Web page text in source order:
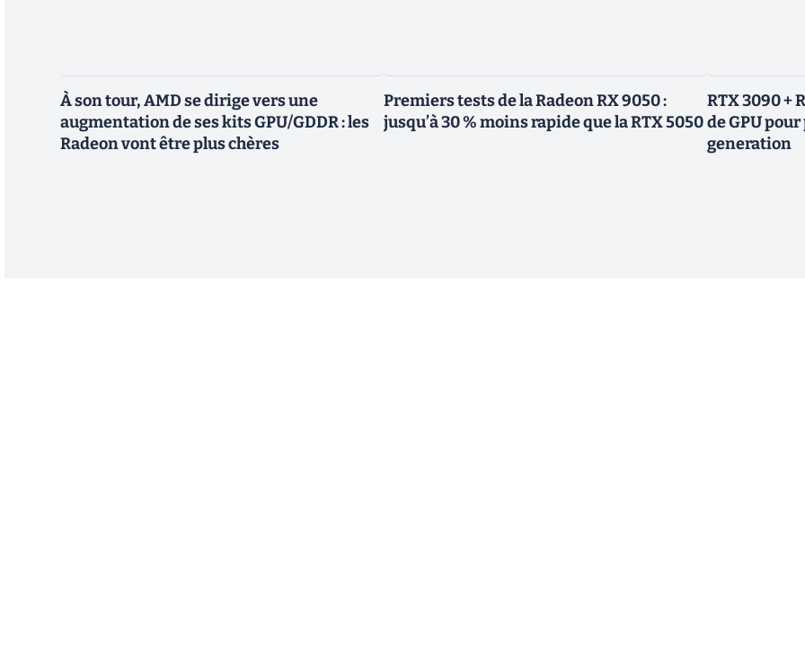
À son tour, AMD se dirige vers une
augmentation de ses kits GPU/GDDR : les
Radeon vont être plus chères
Premiers tests de la Radeon RX 9050 :
jusqu’à 30 % moins rapide que la RTX 5050
RTX 3090 +
de GPU
generation